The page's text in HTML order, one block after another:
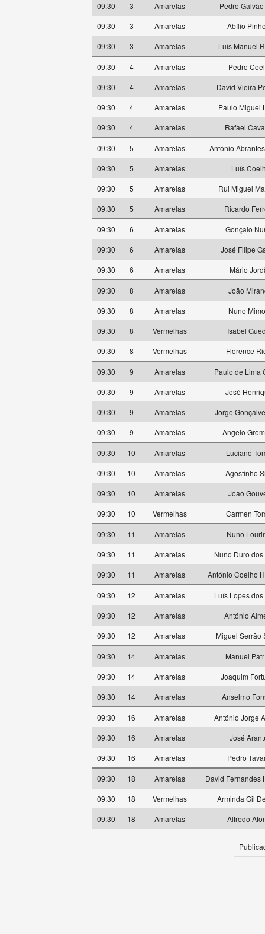
09:30
3 Amarelas
Pedro
09:30
3 Amarelas
Abílio
09:30
3 Amarelas Luis Manuel
09:30 4 Amarelas
Pedro
09:30
4 Amarelas
David Vieira
09:30
4 Amarelas
Paulo Miguel
09:30
4 Amarelas Rafael
09:30 5 Amarelas
António
09:30
5 Amarelas
Luís
09:30
5 Amarelas
Rui Miguel
09:30
5 Amarelas Ricardo
09:30 6 Amarelas
Gonçalo
09:30
6 Amarelas
José Filipe
09:30
6 Amarelas Mário
09:30 8 Amarelas
João
09:30
8 Amarelas
Nuno
09:30
8 Vermelhas
Isabel
09:30
8 Vermelhas Florence
09:30 9 Amarelas
Paulo de Lima
09:30
9 Amarelas
José
09:30
9 Amarelas
Jorge
09:30
9 Amarelas Angelo
09:30 10 Amarelas
Luciano
09:30
10 Amarelas
Agostinho
09:30
10 Amarelas
Joao
09:30
10 Vermelhas Carmen
09:30 11 Amarelas
Nuno
09:30
11 Amarelas
Nuno Duro dos
09:30
11 Amarelas António Coelho
09:30 12 Amarelas
Luís Lopes dos
09:30
12 Amarelas
António
09:30
12 Amarelas Miguel Serrão
09:30 14 Amarelas
Manuel
09:30
14 Amarelas
Joaquim
09:30
14 Amarelas Anselmo
09:30 16 Amarelas
António Jorge
09:30
16 Amarelas
José
09:30
16 Amarelas Pedro
09:30 18 Amarelas
David Fernandes
09:30
18 Vermelhas
Arminda Gil
09:30
18 Amarelas Alfredo